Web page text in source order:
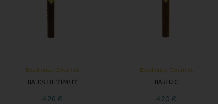
Excellence, Gourmet
BAIES DE TIMUT
4,20 €
Excellence, Gourmet
BASILIC
4,20 €